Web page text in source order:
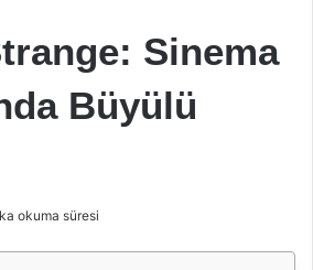
Sinema
Büyülü
okuma süresi